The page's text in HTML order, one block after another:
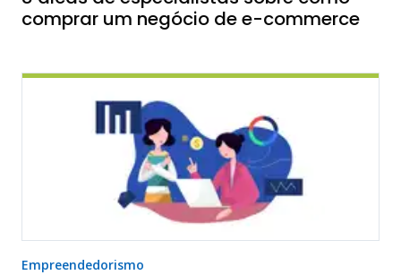
comprar um negócio de e-commerce
Empreendedorismo